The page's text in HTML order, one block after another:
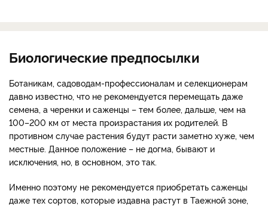
Биологические предпосылки
Ботаникам, садоводам-профессионалам и селекционерам
давно известно, что не рекомендуется перемещать даже
семена, а черенки и саженцы – тем более, дальше, чем на
100–200 км от места произрастания их родителей. В
противном случае растения будут расти заметно хуже, чем
местные. Данное положение – не догма, бывают и
исключения, но, в основном, это так.
Именно поэтому не рекомендуется приобретать саженцы
даже тех сортов, которые издавна растут в Таежной зоне,